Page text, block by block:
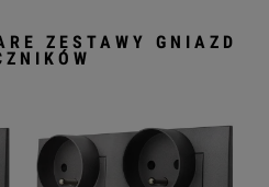
ZESTAWY GNIAZD